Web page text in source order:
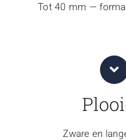
Tot 40 mm —
Zware en